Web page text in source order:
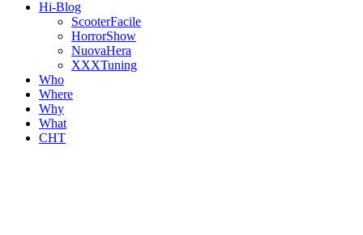
Hi-Blog
ScooterFacile
HorrorShow
NuovaHera
XXXTuning
Who
Where
Why
What
CHT